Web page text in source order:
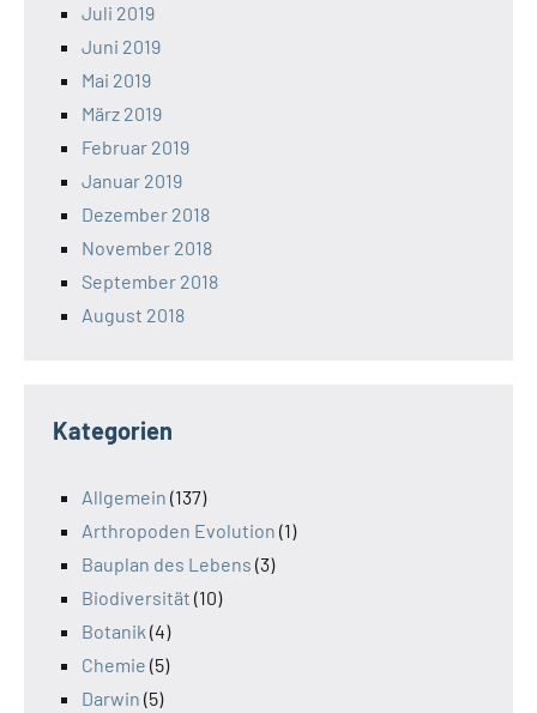
Juli 2019
Juni 2019
Mai 2019
März 2019
Februar 2019
Januar 2019
Dezember 2018
November 2018
September 2018
August 2018
Kategorien
Allgemein (137)
Arthropoden Evolution (1)
Bauplan des Lebens (3)
Biodiversität (10)
Botanik (4)
Chemie (5)
Darwin (5)